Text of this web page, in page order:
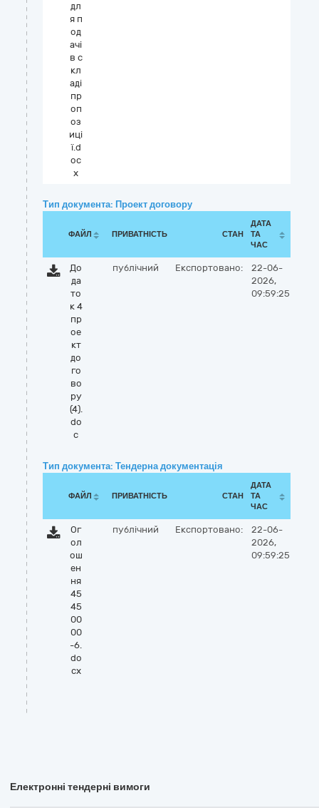
дл
я п
од
ачі
в с
кл
аді
пр
оп
оз
иці
ї.d
oc
x
Тип документа: Проект договору
ФАЙЛ ПРИВАТНІСТЬ СТАН
ДАТА
ТА
ЧАС
До
да
то
к 4
пр
ое
кт
до
го
во
ру
(4).
do
c
публічний Експортовано:
22-06-
2026,
09:59:25
Тип документа: Тендерна документація
ФАЙЛ ПРИВАТНІСТЬ СТАН
ДАТА
ТА
ЧАС
Ог
ол
ош
ен
ня
45
45
00
00
-6.
do
cx
публічний Експортовано:
22-06-
2026,
09:59:25
Електронні тендерні вимоги